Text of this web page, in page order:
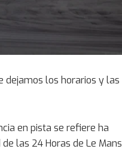
dejamos los horarios y las
en pista se refiere ha
las 24 Horas de Le Mans